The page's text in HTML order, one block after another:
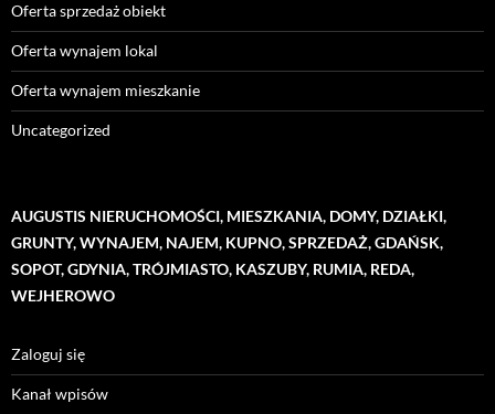
Oferta sprzedaż obiekt
Oferta wynajem lokal
Oferta wynajem mieszkanie
Uncategorized
AUGUSTIS NIERUCHOMOŚCI, MIESZKANIA, DOMY, DZIAŁKI,
GRUNTY, WYNAJEM, NAJEM, KUPNO, SPRZEDAŻ, GDAŃSK,
SOPOT, GDYNIA, TRÓJMIASTO, KASZUBY, RUMIA, REDA,
WEJHEROWO
Zaloguj się
Kanał wpisów